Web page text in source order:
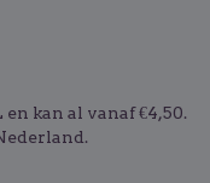
kan al vanaf €4,50.